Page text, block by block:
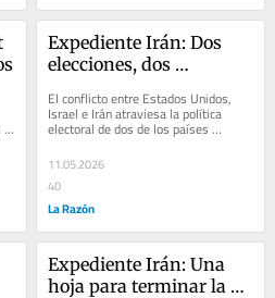
Expediente Irán: Dos
elecciones, dos
El conflicto entre Estados Unidos,
Israel e Irán atraviesa la política
electoral de dos de los países
involucrados. Estados Unidos camina
hacia las...
11.05.2026
40
La Razón
Expediente Irán: Una
hoja para terminar la